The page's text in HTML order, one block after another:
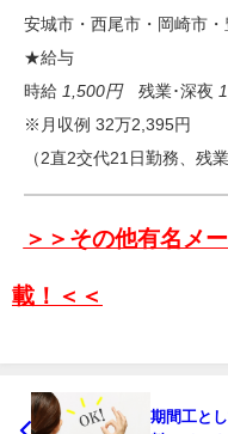
安城市・西尾市・岡崎市
★給与
時給 1,500円 残業･深夜
※月収例 32万2,395円
（2直2交代21日勤務、残
＞＞その他有名メ
載！＜＜
期間工と